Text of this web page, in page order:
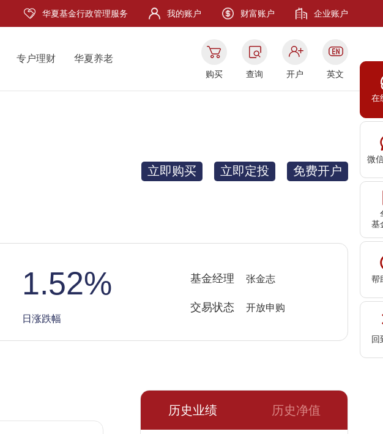
在
微
基
帮
回
华夏基金行政管理服务 我的账户 财富账户 企业账户
专户理财 华夏养老
购买 查询 开户 英文
立即购买 立即定投 免费开户
1.52%
日涨跌幅
基金经理 张金志
交易状态 开放申购
历史业绩
历史净值